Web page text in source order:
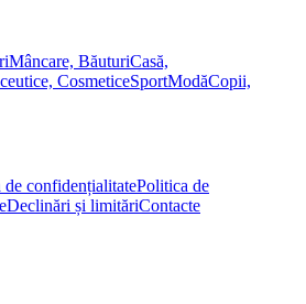
Mâncare, BăuturiCasă,
CosmeticeSportModăCopii,
de confidențialitatePolitica de
Declinări și limităriContacte